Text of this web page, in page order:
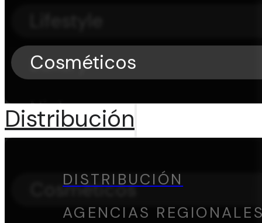
Luxury
Niche
Cosméticos
Cosméticos
Distribución
DISTRIBUCIÓN
AGENCIAS